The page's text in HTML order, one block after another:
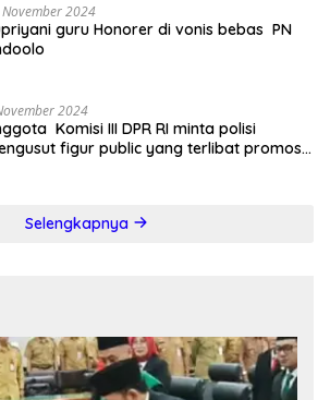
2024
guru Honorer di vonis bebas PN
2024
Komisi III DPR RI minta polisi
figur public yang terlibat promosi
Selengkapnya